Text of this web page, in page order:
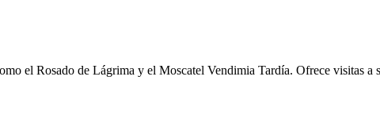
el Rosado de Lágrima y el Moscatel Vendimia Tardía. Ofrece visitas